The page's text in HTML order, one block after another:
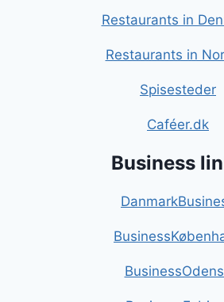
Restaurants in
Restaurants in
Spisesteder
Caféer.dk
Business